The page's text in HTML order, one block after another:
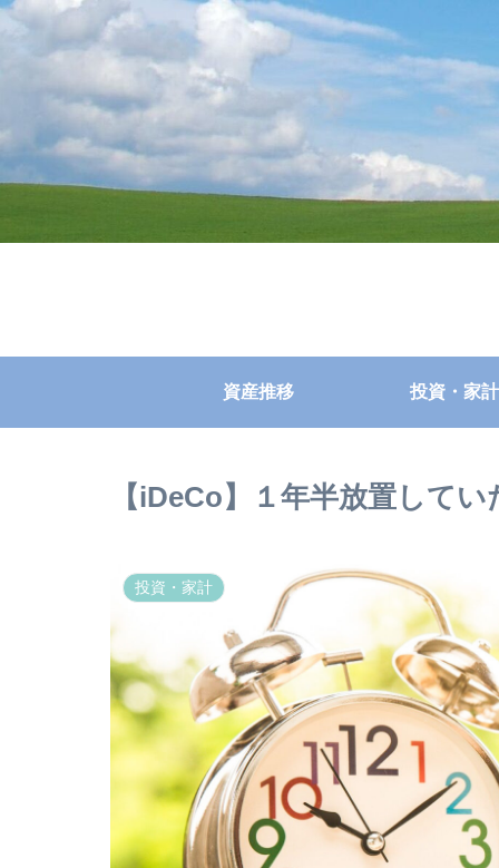
資産推移 投資・家計
【iDeCo】１年半放置して
投資・家計